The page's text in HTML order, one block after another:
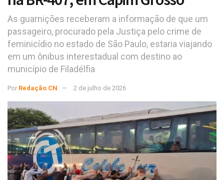
As guarnições receberam a informação de que um
passageiro, procurado pela Justiça pelo crime de
feminicídio no estado de São Paulo, estaria viajando
em um ônibus interestadual com destino ao
município de Filadélfia
Por Redação CN 2 de julho de 2026